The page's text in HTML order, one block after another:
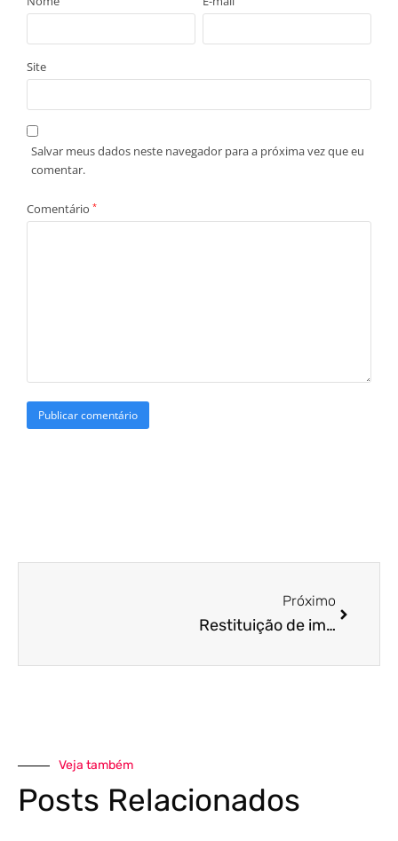
Site
Salvar meus dados neste navegador para a próxima vez que eu
comentar.
Comentário *
Próximo
Restituição de impostos para posto de gasolina: Recupere valores pagos!
Veja também
Posts Relacionados